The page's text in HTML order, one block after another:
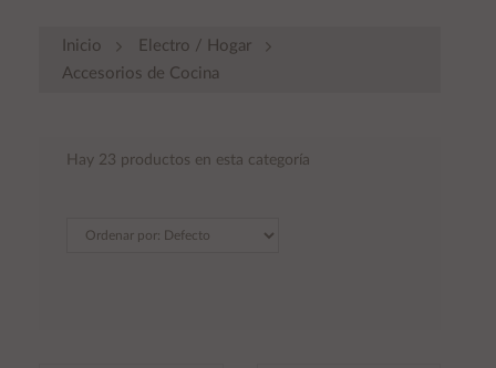
Inicio
Electro / Hogar
Accesorios de Cocina
Hay 23 productos en esta categoría